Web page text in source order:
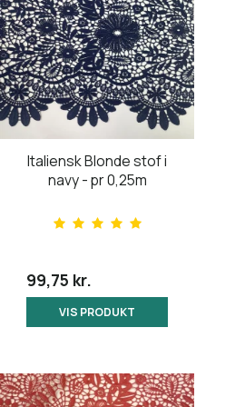
Italiensk Blonde stof i
navy - pr 0,25m
99,75 kr.
VIS PRODUKT